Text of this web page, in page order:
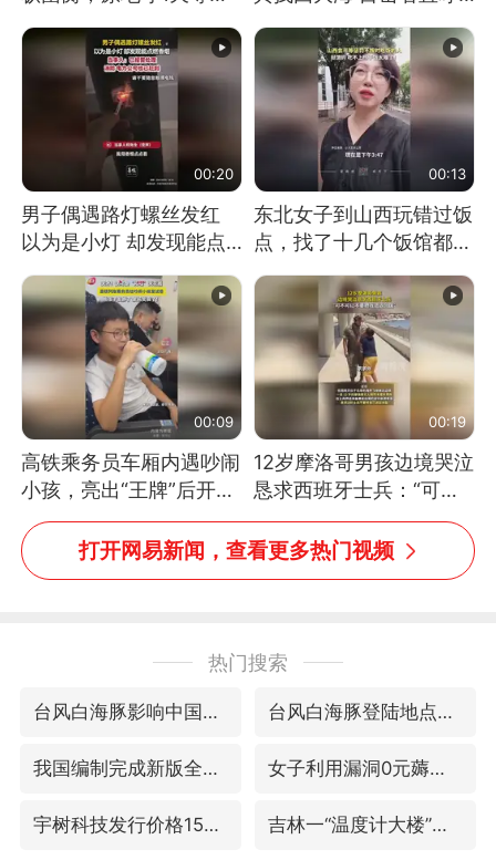
消息）
00:20
男子偶遇路灯螺丝发红
以为是小灯 却发现能点
处理
00:13
东北女子到山西玩错过饭
点，找了十几个饭馆都没
00:09
高铁乘务员车厢内遇吵闹
小孩，亮出“王牌”后开启
一键静音
00:19
12岁摩洛哥男孩边境哭泣
恳求西班牙士兵：“可不
可以不要把我遣返回国”
打开网易新闻，查看更多热门视频
热门搜索
台风白海豚影响中国已成定局 台风白海豚登陆地点更新
我国编制完成新版全月地质图 女子利用漏洞0元薅走3000多件家电
宇树科技发行价格150.80元/股 吉林一“温度计大楼”读数爆表